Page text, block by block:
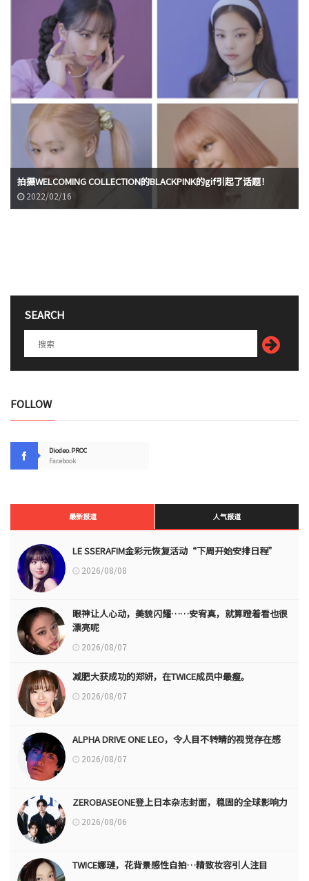
拍摄WELCOMING COLLECTION的BLACKPINK的gif引起了话题！
2022/02/16
SEARCH
FOLLOW
Diodeo.PROC
Facebook
最新报道 人气报道
LE SSERAFIM金彩元恢复活动“下周开始安排日程”
2026/08/08
眼神让人心动，美貌闪耀……安宥真，就算瞪着看也很
漂亮呢
2026/08/07
减肥大获成功的郑妍，在TWICE成员中最瘦。
2026/08/07
ALPHA DRIVE ONE LEO，令人目不转睛的视觉存在感
2026/08/07
ZEROBASEONE登上日本杂志封面，稳固的全球影响力
2026/08/06
TWICE娜璉，花背景感性自拍…精致妆容引人注目